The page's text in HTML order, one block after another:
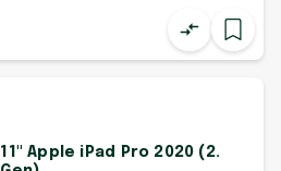
11" Apple iPad Pro 2020 (2.